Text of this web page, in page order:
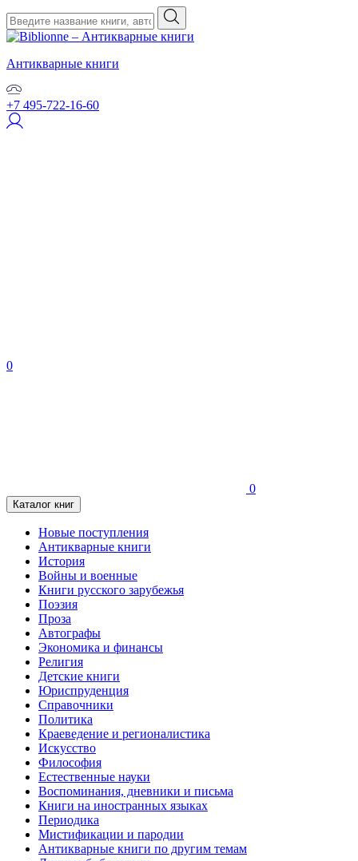
Антикварные книги
+7 495-722-16-60
0
0
Каталог книг
Новые поступления
Антикварные книги
История
Войны и военные
Книги русского зарубежья
Поэзия
Проза
Автографы
Экономика и финансы
Религия
Детские книги
Юриспруденция
Справочники
Политика
Краеведение и регионалистика
Искусство
Философия
Естественные науки
Воспоминания, дневники и письма
Книги на иностранных языках
Периодика
Мистификации и пародии
Антикварные книги по другим темам